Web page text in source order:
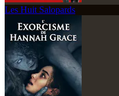
Les Huit Salopards